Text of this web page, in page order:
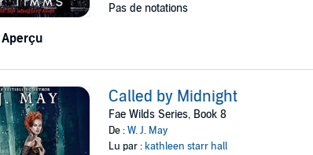
Aperçu
Pas de notations
Called by Midnight
Fae Wilds Series, Book 8
De :W. J. May
Lu par : kathleen starr hall